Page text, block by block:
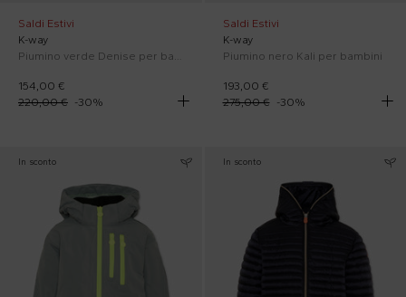
Saldi Estivi
K-way
Piumino verde Denise per bambina con logo
154,00 €
220,00 € -30%
Saldi Estivi
K-way
Piumino nero Kali per bambini
193,00 €
275,00 €
-30%
In sconto In sconto